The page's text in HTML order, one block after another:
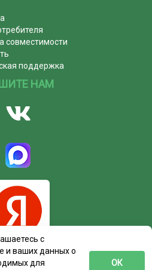
совместимости
поддержка
НАМ
с
и ваших данных о
для
ОК